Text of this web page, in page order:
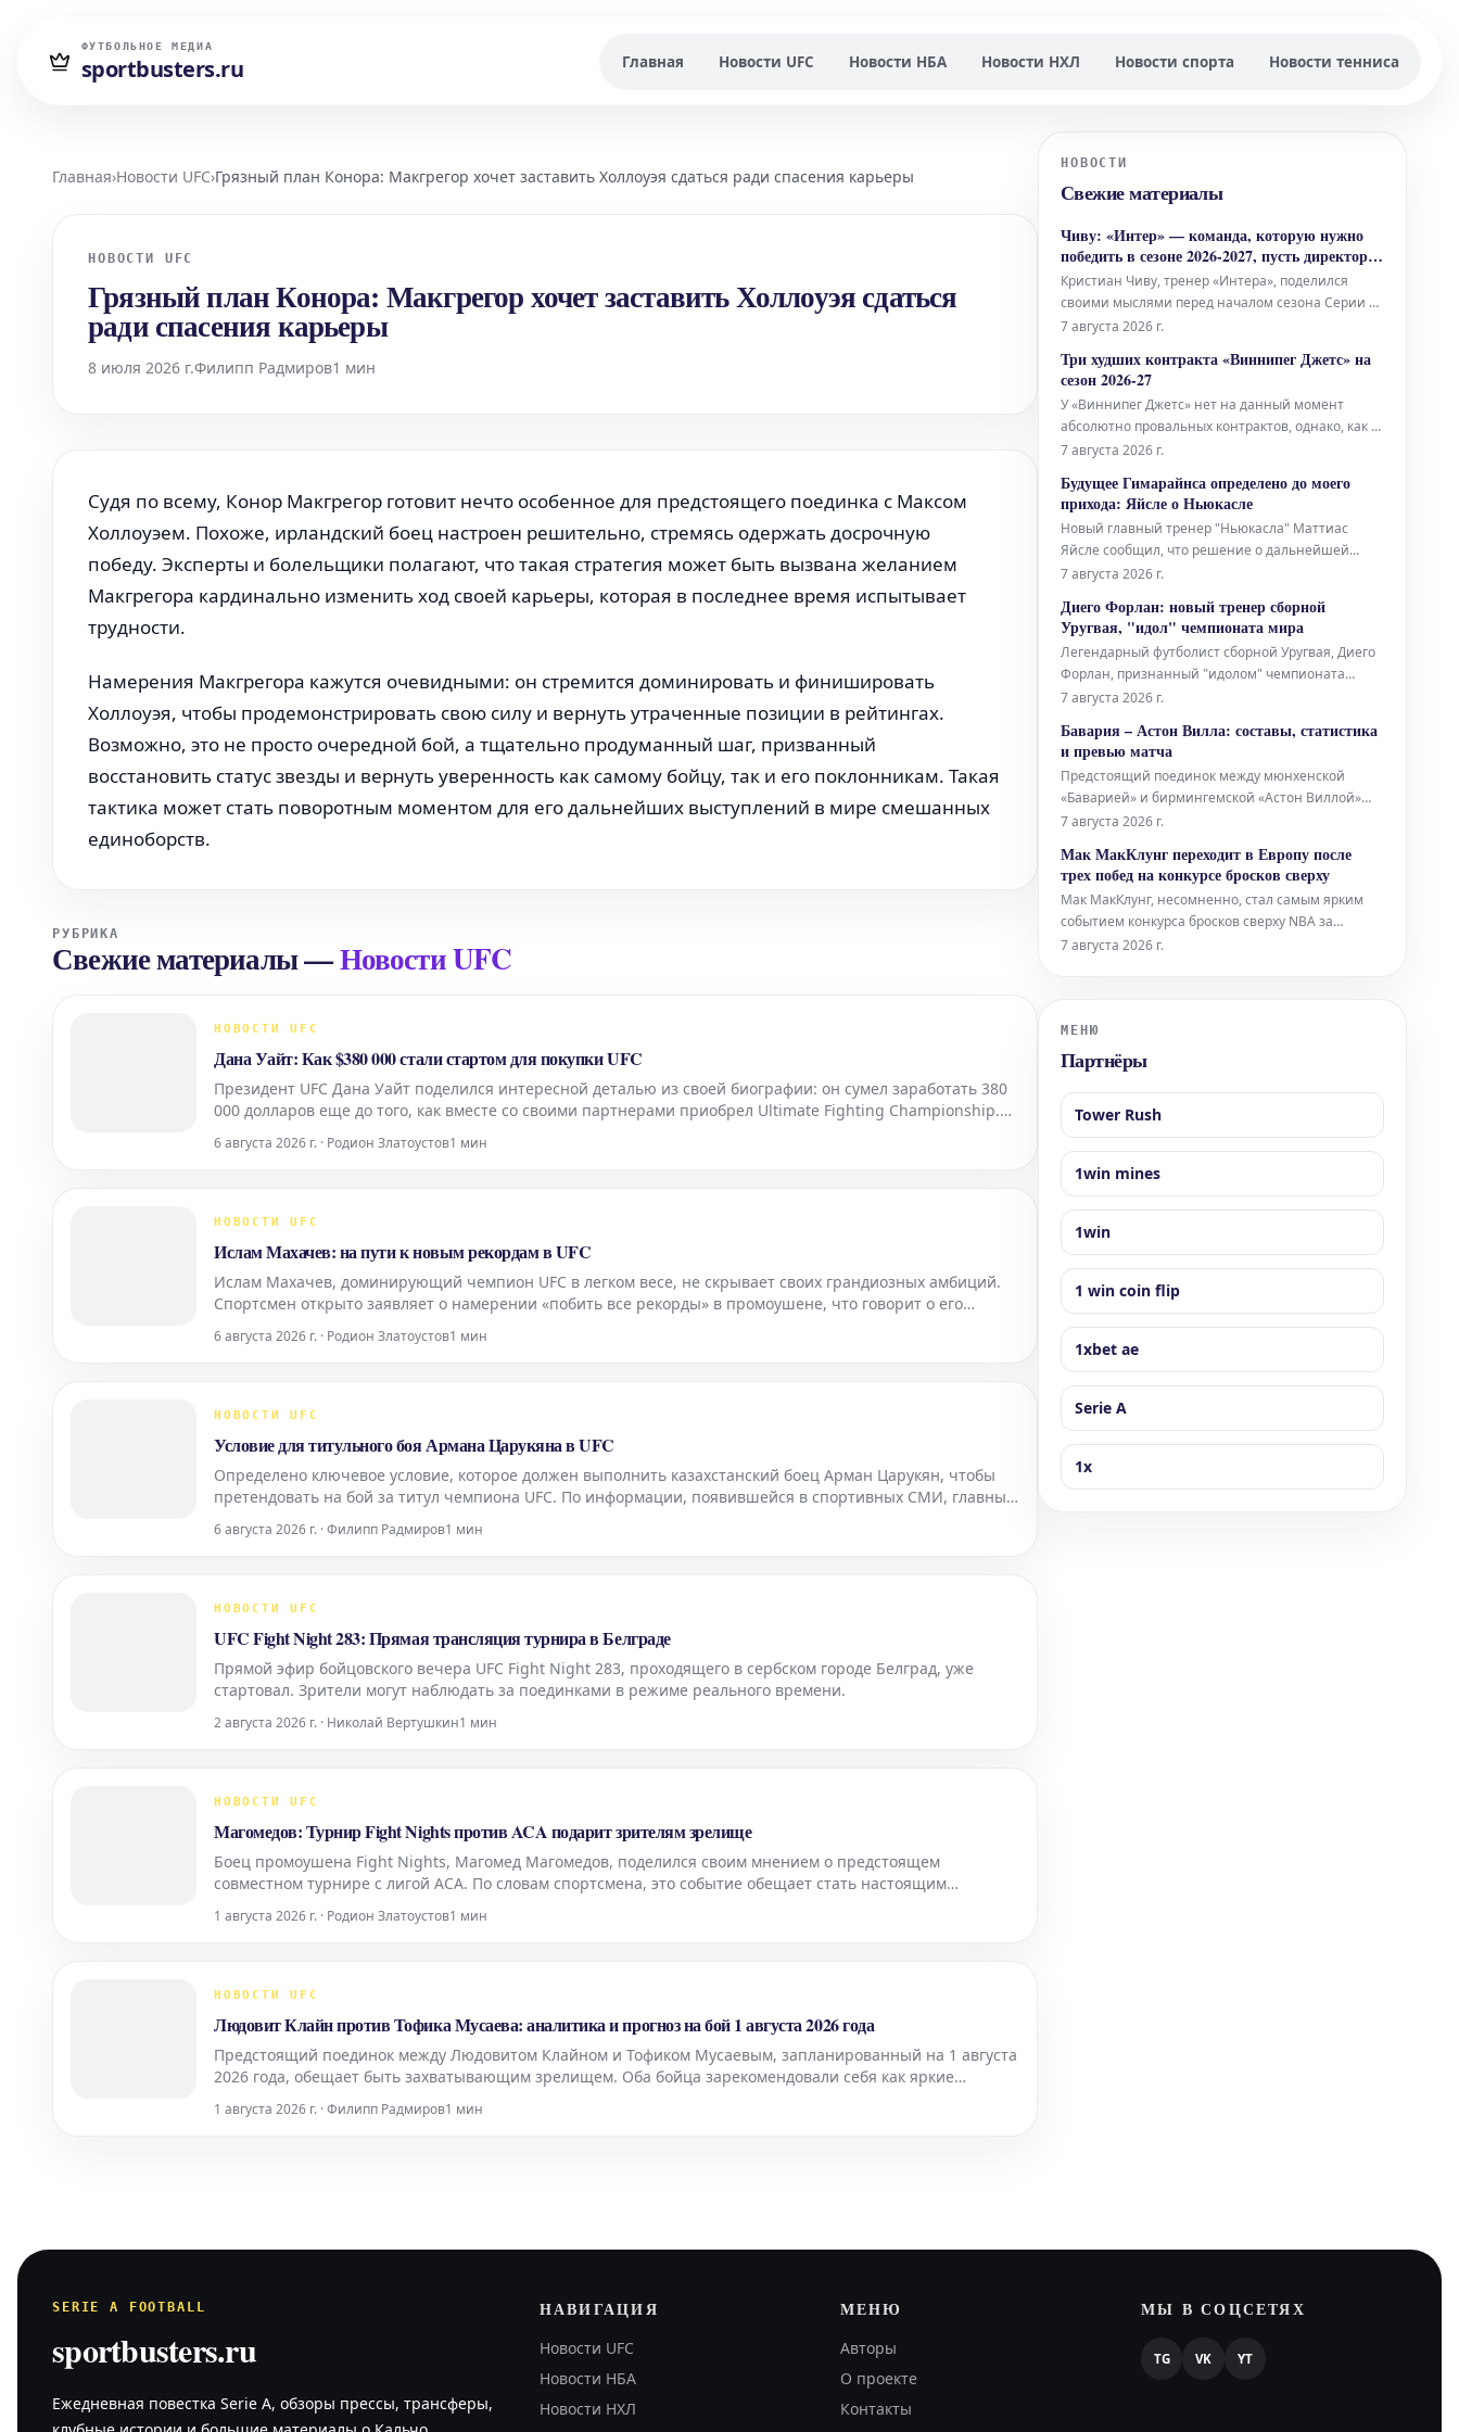
ФУТБОЛЬНОЕ МЕДИА
sportbusters.ru Главная Новости UFC Новости НБА Новости НХЛ Новости спорта Новости тенниса
Главная›Новости UFC›Грязный план Конора: Макгрегор хочет заставить Холлоуэя сдаться ради спасения карьеры
НОВОСТИ UFC
Грязный план Конора: Макгрегор хочет заставить Холлоуэя сдаться
ради спасения карьеры
8 июля 2026 г.Филипп Радмиров1 мин
Судя по всему, Конор Макгрегор готовит нечто особенное для предстоящего поединка с Максом
Холлоуэем. Похоже, ирландский боец настроен решительно, стремясь одержать досрочную
победу. Эксперты и болельщики полагают, что такая стратегия может быть вызвана желанием
Макгрегора кардинально изменить ход своей карьеры, которая в последнее время испытывает
трудности.
Намерения Макгрегора кажутся очевидными: он стремится доминировать и финишировать
Холлоуэя, чтобы продемонстрировать свою силу и вернуть утраченные позиции в рейтингах.
Возможно, это не просто очередной бой, а тщательно продуманный шаг, призванный
восстановить статус звезды и вернуть уверенность как самому бойцу, так и его поклонникам. Такая
тактика может стать поворотным моментом для его дальнейших выступлений в мире смешанных
единоборств.
РУБРИКА
Свежие материалы—Новости UFC
НОВОСТИ UFC
Дана Уайт: Как $380 000 стали стартом для покупки UFC
Президент UFC Дана Уайт поделился интересной деталью из своей биографии: он сумел заработать 380
000 долларов еще до того, как вместе со своими партнерами приобрел Ultimate Fighting Championship.
6 августа 2026 г. · Родион Златоустов1 мин
НОВОСТИ UFC
Ислам Махачев: на пути к новым рекордам в UFC
Ислам Махачев, доминирующий чемпион UFC в легком весе, не скрывает своих грандиозных амбиций.
Спортсмен открыто заявляет о намерении «побить все рекорды» в промоушене, что говорит о его
титула и д
6 августа 2026 г. · Родион Златоустов1 мин
НОВОСТИ UFC
Условие для титульного боя Армана Царукяна в UFC
Определено ключевое условие, которое должен выполнить казахстанский боец Арман Царукян, чтобы
претендовать на бой за титул чемпиона UFC. По информации, появившейся в спортивных СМИ, главным
После
6 августа 2026 г. · Филипп Радмиров1 мин
НОВОСТИ UFC
UFC Fight Night 283: Прямая трансляция турнира в Белграде
Прямой эфир бойцовского вечера UFC Fight Night 283, проходящего в сербском городе Белград, уже
стартовал. Зрители могут наблюдать за поединками в режиме реального времени.
2 августа 2026 г. · Николай Вертушкин1 мин
НОВОСТИ UFC
Магомедов: Турнир Fight Nights против ACA подарит зрителям зрелище
Боец промоушена Fight Nights, Магомед Магомедов, поделился своим мнением о предстоящем
совместном турнире с лигой ACA. По словам спортсмена, это событие обещает стать настоящим
показать высочайший уро
1 августа 2026 г. · Родион Златоустов1 мин
НОВОСТИ UFC
Людовит Клайн против Тофика Мусаева: аналитика и прогноз на бой 1 августа 2026 года
Предстоящий поединок между Людовитом Клайном и Тофиком Мусаевым, запланированный на 1 августа
2026 года, обещает быть захватывающим зрелищем. Оба бойца зарекомендовали себя как яркие
Людовит Кла
1 августа 2026 г. · Филипп Радмиров1 мин
НОВОСТИ
Свежие материалы
Чиву: «Интер» — команда, которую нужно
победить в сезоне 2026-2027, пусть директора
делают свою работу
Кристиан Чиву, тренер «Интера», поделился
своими мыслями перед началом сезона Серии А
2026-2027 и предстоящим предсезонным
соперника «Ювентуса». Он уверен, что
«нерадзурри» являются «командой, которую
нужно победить» в новом сезоне.
7 августа 2026 г.
Три худших контракта «Виннипег Джетс» на
сезон 2026-27
У «Виннипег Джетс» нет на данный момент
абсолютно провальных контрактов, однако, как и
у любой другой команды, имеется несколько
неоптимальными. В этой статье мы рассмотрим
три наименее выгодных соглашения, которые
могут стать потенциальной проблемой для
команд
7 августа 2026 г.
Будущее Гимарайнса определено до моего
прихода: Яйсле о Ньюкасле
Новый главный тренер "Ньюкасла" Маттиас
Яйсле сообщил, что решение о дальнейшей
судьбе Бруно Гимарайнса было принято ещё до
не было возможности повлиять на это решение.
7 августа 2026 г.
Диего Форлан: новый тренер сборной
Уругвая, "идол" чемпионата мира
Легендарный футболист сборной Уругвая, Диего
Форлан, признанный "идолом" чемпионата
мира, назначен новым главным тренером
собой новую главу в карьере выдающегося
игрока, который в свое время привел свою страну
к значительным успехам на международно
7 августа 2026 г.
Бавария – Астон Вилла: составы, статистика
и превью матча
Предстоящий поединок между мюнхенской
«Баварией» и бирмингемской «Астон Виллой»
обещает быть захватывающим. Ниже
полного погружения в предматчевую атмосферу.
Составы команд «Бавария»: (ожидаемые составы
будут опубликованы ближе к матчу, но о
7 августа 2026 г.
Мак МакКлунг переходит в Европу после
трех побед на конкурсе бросков сверху
Мак МакКлунг, несомненно, стал самым ярким
событием конкурса бросков сверху NBA за
последние годы. После демонстрации
прошлом году. Однако, несмотря на то, что
МакКлу
7 августа 2026 г.
МЕНЮ
Партнёры
Tower Rush
1win mines
1win
1 win coin flip
1xbet ae
Serie A
1x
SERIE A FOOTBALL
sportbusters.ru
Ежедневная повестка Serie A, обзоры прессы, трансферы,
НАВИГАЦИЯ
Новости UFC
Новости НБА
Новости НХЛ
МЕНЮ
Авторы
О проекте
Контакты
МЫ В СОЦСЕТЯХ
TG VK YT